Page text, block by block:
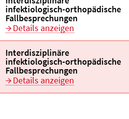
infektiologisch-orthopädische
Fallbesprechungen
Details anzeigen
Veranstaltungstitel:
Interdisziplinäre
infektiologisch-orthopädische
Fallbesprechungen
Details anzeigen